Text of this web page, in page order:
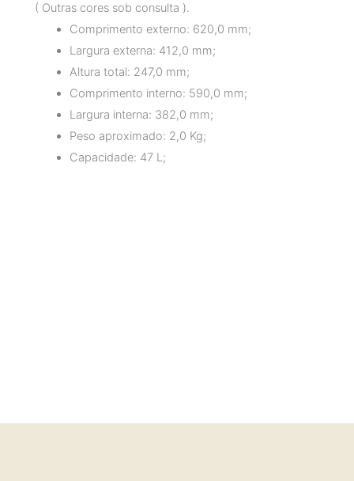
( Outras cores sob consulta ).
Comprimento externo: 620,0 mm;
Largura externa: 412,0 mm;
Altura total: 247,0 mm;
Comprimento interno: 590,0 mm;
Largura interna: 382,0 mm;
Peso aproximado: 2,0 Kg;
Capacidade: 47 L;